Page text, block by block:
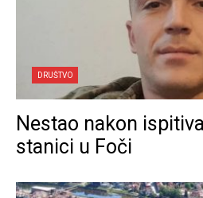
DRUŠTVO
Nestao nakon
stanici u Foči